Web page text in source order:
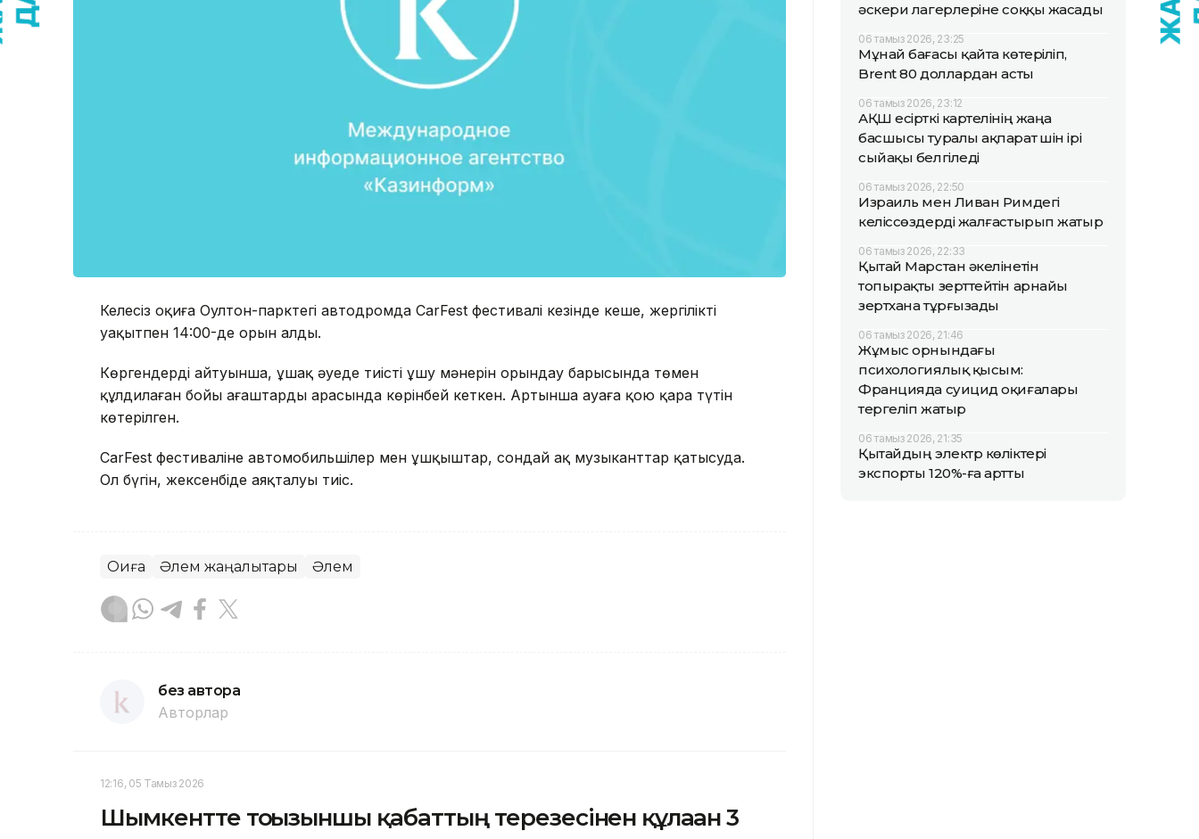
Келеңсіз оқиға Оултон-парктегі автодромда CarFest фестивалі кезінде кеше, жергілікті
уақытпен 14:00-де орын алды.
Көргендердің айтуынша, ұшақ әуеде тиісті ұшу мәнерін орындау барысында төмен
құлдилаған бойы ағаштардың арасында көрінбей кеткен. Артынша ауаға қою қара түтін
көтерілген.
CarFest фестиваліне автомобильшілер мен ұшқыштар, сондай ақ музыканттар қатысуда.
Ол бүгін, жексенбіде аяқталуы тиіс.
Оқиға Әлем жаңалықтары Әлем
без автора
Авторлар
12:16, 05 Тамыз 2026
Шымкентте тоғызыншы қабаттың терезесінен құлаған 3
әскери лагерлеріне соққы жасады
06 тамыз 2026, 23:25
Мұнай бағасы қайта көтеріліп,
Brent 80 доллардан асты
06 тамыз 2026, 23:12
АҚШ есірткі картелінің жаңа
басшысы туралы ақпарат үшін ірі
сыйақы белгіледі
06 тамыз 2026, 22:50
Израиль мен Ливан Римдегі
келіссөздерді жалғастырып жатыр
06 тамыз 2026, 22:33
Қытай Марстан әкелінетін
топырақты зерттейтін арнайы
зертхана тұрғызады
06 тамыз 2026, 21:46
Жұмыс орнындағы
психологиялық қысым:
Францияда суицид оқиғалары
тергеліп жатыр
06 тамыз 2026, 21:35
Қытайдың электр көліктері
экспорты 120%-ға артты